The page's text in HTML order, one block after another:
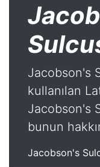
Jacobson's
kullanılan
Jacobson's
bunun
Jacobson's